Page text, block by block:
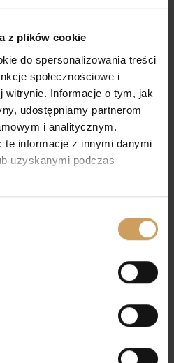
z plików cookie
do spersonalizowania treści
społecznościowe i
witrynie. Informacje o tym, jak
udostępniamy partnerom
i analitycznym.
te informacje z innymi danymi
uzyskanymi podczas
Torebka komunijna A1
Torebka komunijna A8